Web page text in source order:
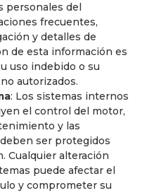
personales del
frecuentes,
y detalles de
de esta información es
uso indebido o su
autorizados.
: Los sistemas internos
el control del motor,
y las
ser protegidos
Cualquier alteración
puede afectar el
y comprometer su